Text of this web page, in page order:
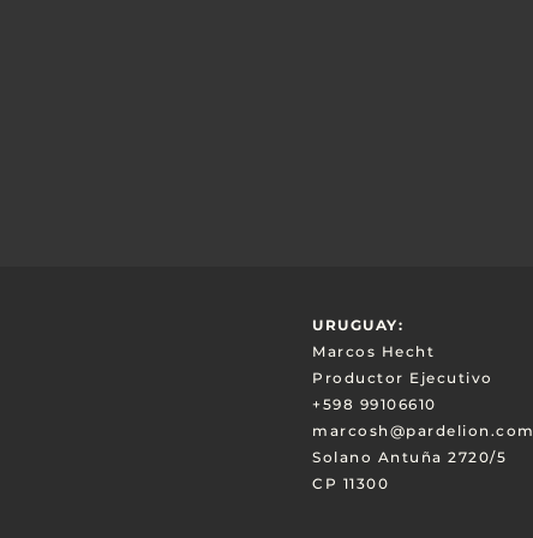
URUGUAY:
Marcos Hecht
Productor Ejecutivo
+598 99106610
marcosh@pardelion.com
Solano Antuña 2720/5
CP 11300